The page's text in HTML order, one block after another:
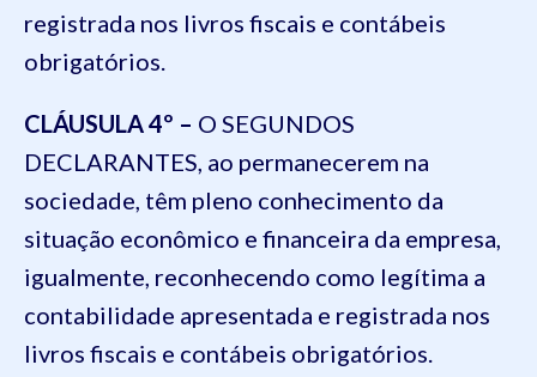
registrada nos livros fiscais e contábeis
obrigatórios.
CLÁUSULA 4º – O SEGUNDOS
DECLARANTES, ao permanecerem na
sociedade, têm pleno conhecimento da
situação econômico e financeira da empresa,
igualmente, reconhecendo como legítima a
contabilidade apresentada e registrada nos
livros fiscais e contábeis obrigatórios.